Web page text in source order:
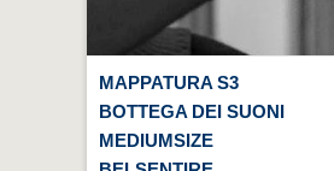
MAPPATURA S3
BOTTEGA DEI SUONI
MEDIUMSIZE